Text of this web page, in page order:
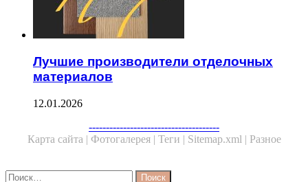
Лучшие производители отделочных
материалов
12.01.2026
--------------------------------------
Карта сайта | Фотогалерея | Теги | Sitemap.xml | Разное
Close
Найти: